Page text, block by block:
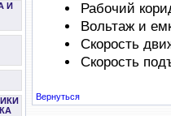
И
Рабочий
Вольтаж и
Скорость
Скорость
Вернуться